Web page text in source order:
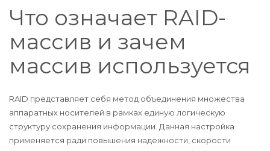
Что означает RAID-
массив и зачем
массив используется
RAID представляет себя метод объединения множества
аппаратных носителей в рамках единую логическую
структуру сохранения информации. Данная настройка
применяется ради повышения надежности, скорости